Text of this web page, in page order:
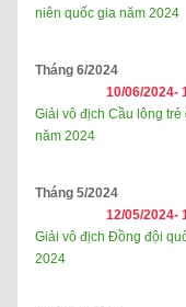
niên quốc gia năm 2024
Tháng 6/2024
10/06/2024-
Giải vô địch Cầu lông trẻ
năm 2024
Tháng 5/2024
12/05/2024-
Giải vô địch Đồng đội
2024